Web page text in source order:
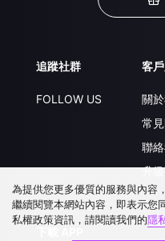
追蹤社群
FOLLOW US
客
關
常
聯
升
為提供您更多優質的服務與內容
繼續閱覽本網站內容，即表示您
私權政策資訊，請閱讀我們的隱